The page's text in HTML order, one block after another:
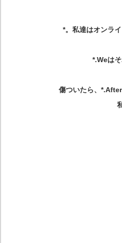
*。私達はオンラ
*.Weは
傷ついたら、